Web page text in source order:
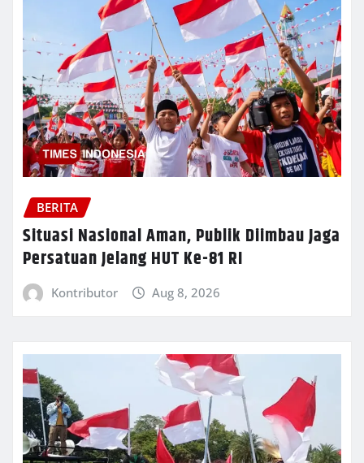
BERITA
Situasi Nasional Aman, Publik Diimbau Jaga
Persatuan Jelang HUT Ke-81 RI
Kontributor Aug 8, 2026